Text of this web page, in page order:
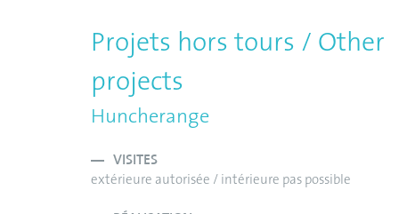
Projets hors tours / Other
projects
Huncherange
VISITES
extérieure autorisée / intérieure pas possible